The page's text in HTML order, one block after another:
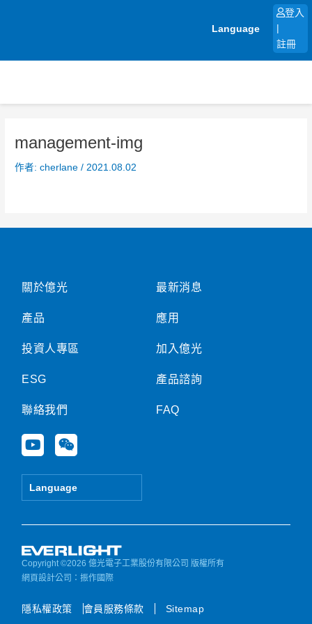
Language
登入
註冊
management-img
作者:cherlane/ 2021.08.02
關於億光
產品
投資人專區
ESG
聯絡我們
Y
o
u
e
W
e
i
Language
最新消息
應用
加入億光
產品諮詢
FAQ
Copyright ©2026 億光電子工業股份有限公司 版權所有
網頁設計公司 ：振作國際
隱私權政策 會員服務條款 Sitemap